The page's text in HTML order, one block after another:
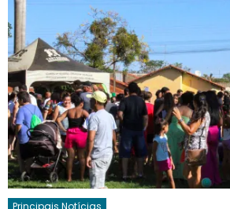
Principais Notícias